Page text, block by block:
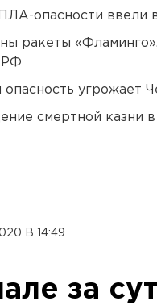
опасности ввели
ракеты
РФ
опасность угрожает
смертной казни
В 14:49
за